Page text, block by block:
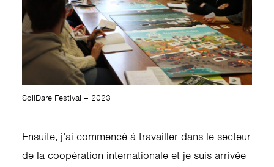
SoliDare Festival – 2023
Ensuite, j’ai commencé à travailler dans le secteur
de la coopération internationale et je suis arrivée